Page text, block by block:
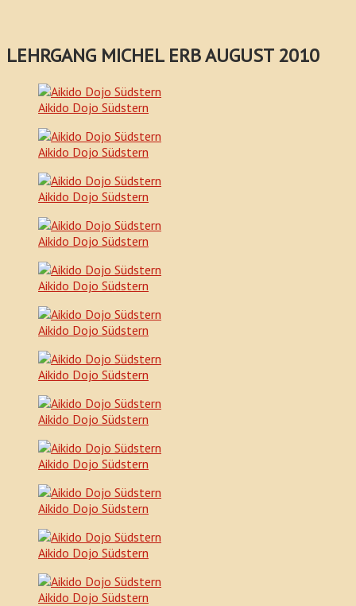
LEHRGANG MICHEL ERB AUGUST 2010
Aikido Dojo Südstern
Aikido Dojo Südstern
Aikido Dojo Südstern
Aikido Dojo Südstern
Aikido Dojo Südstern
Aikido Dojo Südstern
Aikido Dojo Südstern
Aikido Dojo Südstern
Aikido Dojo Südstern
Aikido Dojo Südstern
Aikido Dojo Südstern
Aikido Dojo Südstern